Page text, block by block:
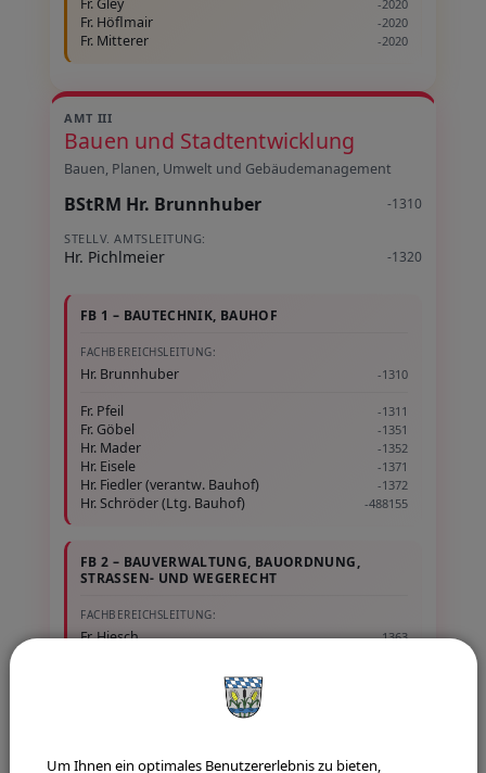
Fr. Gley -2020
Fr. Höflmair -2020
Fr. Mitterer -2020
AMT III
Bauen und Stadtentwicklung
Bauen, Planen, Umwelt und Gebäudemanagement
BStRM Hr. Brunnhuber -1310
STELLV. AMTSLEITUNG:
Hr. Pichlmeier -1320
FB 1 – BAUTECHNIK, BAUHOF
FACHBEREICHSLEITUNG:
Hr. Brunnhuber -1310
Fr. Pfeil -1311
Fr. Göbel -1351
Hr. Mader -1352
Hr. Eisele -1371
Hr. Fiedler (verantw. Bauhof) -1372
Hr. Schröder (Ltg. Bauhof) -488155
FB 2 – BAUVERWALTUNG, BAUORDNUNG,
STRASSEN- UND WEGERECHT
FACHBEREICHSLEITUNG:
Fr. Hiesch -1363
STADTGRÜN
Um Ihnen ein optimales Benutzererlebnis zu bieten,